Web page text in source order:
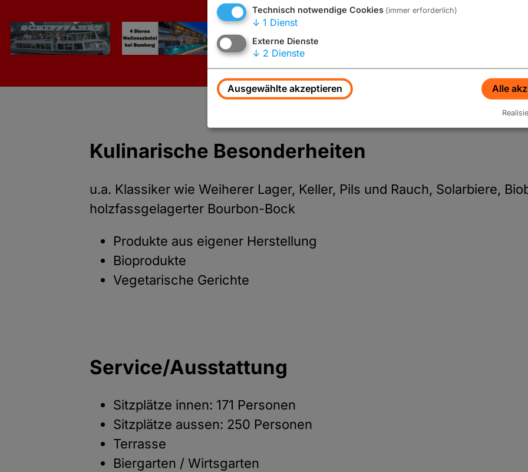
Kulinarische Besonderheiten
u.a. Klassiker wie Weiherer Lager, Keller, Pils und Rauch, Solarbiere,
holzfassgelagerter Bourbon-Bock
Produkte aus eigener Herstellung
Bioprodukte
Vegetarische Gerichte
Service/Ausstattung
Sitzplätze innen: 171 Personen
Sitzplätze aussen: 250 Personen
Terrasse
Biergarten / Wirtsgarten
Technisch notwendige Cookies (immer erforderlich)
↓ 1 Dienst
Externe Dienste
↓ 2 Dienste
Ausgewählte akzeptieren Alle